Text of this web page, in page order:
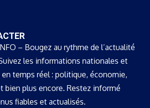
– Bougez au rythme de l’actualité
les informations nationales et
temps réel : politique, économie,
bien plus encore. Restez informé
fiables et actualisés.